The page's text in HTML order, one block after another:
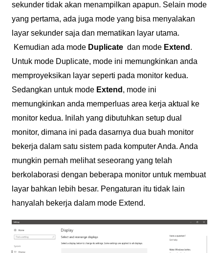
sekunder tidak akan menampilkan apapun. Selain mode
yang pertama, ada juga mode yang bisa menyalakan
layar sekunder saja dan mematikan layar utama.
Kemudian ada mode Duplicate dan mode Extend .
Untuk mode Duplicate, mode ini memungkinkan anda
memproyeksikan layar seperti pada monitor kedua.
Sedangkan untuk mode Extend , mode ini
memungkinkan anda memperluas area kerja aktual ke
monitor kedua. Inilah yang dibutuhkan setup dual
monitor, dimana ini pada dasarnya dua buah monitor
bekerja dalam satu sistem pada komputer Anda. Anda
mungkin pernah melihat seseorang yang telah
berkolaborasi dengan beberapa monitor untuk membuat
layar bahkan lebih besar. Pengaturan itu tidak lain
hanyalah bekerja dalam mode Extend.